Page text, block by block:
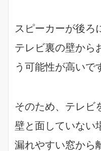
スピーカーが後ろ
テレビ裏の壁から
う可能性が高いで
そのため、テレビ
壁と面していない
漏れやすい窓から